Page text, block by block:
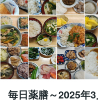
毎日薬膳～2025年